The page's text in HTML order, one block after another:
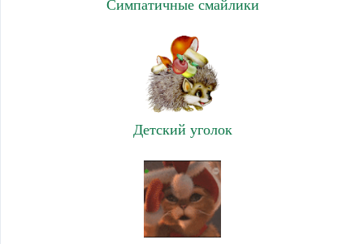
Симпатичные смайлики
Детский уголок